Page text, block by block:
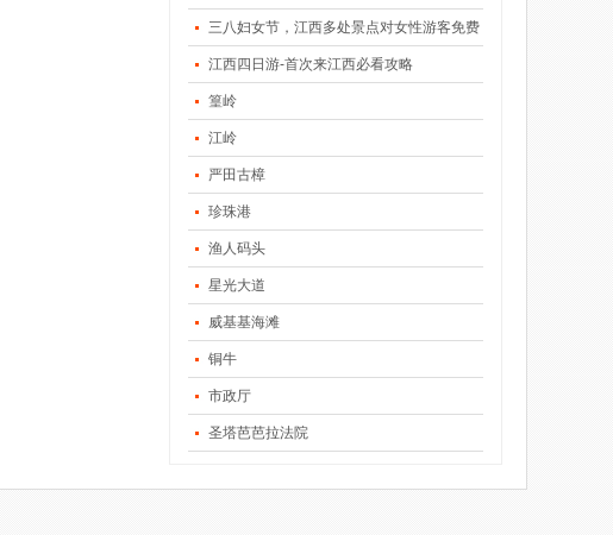
三八妇女节，江西多处景点对女性游客免费
江西四日游-首次来江西必看攻略
篁岭
江岭
严田古樟
珍珠港
渔人码头
星光大道
威基基海滩
铜牛
市政厅
圣塔芭芭拉法院